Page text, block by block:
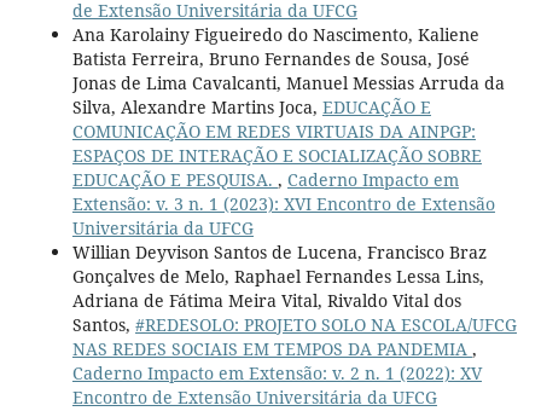
de Extensão Universitária da UFCG
Ana Karolainy Figueiredo do Nascimento, Kaliene
Batista Ferreira, Bruno Fernandes de Sousa, José
Jonas de Lima Cavalcanti, Manuel Messias Arruda da
Silva, Alexandre Martins Joca, EDUCAÇÃO E
COMUNICAÇÃO EM REDES VIRTUAIS DA AINPGP:
ESPAÇOS DE INTERAÇÃO E SOCIALIZAÇÃO SOBRE
EDUCAÇÃO E PESQUISA. , Caderno Impacto em
Extensão: v. 3 n. 1 (2023): XVI Encontro de Extensão
Universitária da UFCG
Willian Deyvison Santos de Lucena, Francisco Braz
Gonçalves de Melo, Raphael Fernandes Lessa Lins,
Adriana de Fátima Meira Vital, Rivaldo Vital dos
Santos, #REDESOLO: PROJETO SOLO NA ESCOLA/UFCG
NAS REDES SOCIAIS EM TEMPOS DA PANDEMIA ,
Caderno Impacto em Extensão: v. 2 n. 1 (2022): XV
Encontro de Extensão Universitária da UFCG